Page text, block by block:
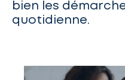
bien les
quotidienne.